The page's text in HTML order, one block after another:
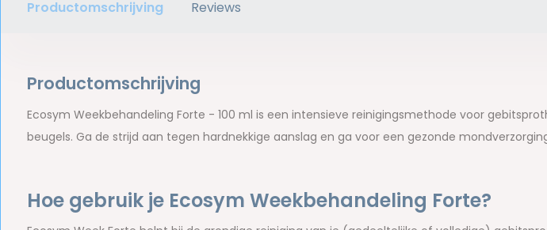
Productomschrijving Reviews
Productomschrijving
Ecosym Weekbehandeling Forte - 100 ml is een intensieve reinigingsmethode voor
beugels. Ga de strijd aan tegen hardnekkige aanslag en ga voor een gezonde
Hoe gebruik je Ecosym Weekbehandeling Forte?